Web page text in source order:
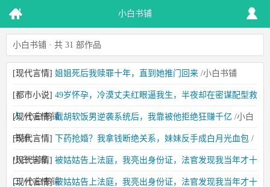
小白书铺
小白书铺 · 共 31 部作品
[现代言情] 姐姐死后我赎罪十年，直到她推门回来 /小白书铺
[都市小说] 49岁怀孕，冷漠丈夫红眼逼我生，半夜却在密谋配型救
人/小白书铺
[现代言情] 截胡软饭男逆袭系统后，我靠被他拒绝狂赚千亿 /小白
书铺
[现代言情] 下药抢婚？我拿钱断绝关系，妹妹反手成白月光血包 /
小白书铺
[现代言情] 被姑姑告上法庭，我亮出身份证，法官发现我当年才十
二/小白书铺
[现代言情] 被姑姑告上法庭，我亮出身份证，法官发现我当年才十